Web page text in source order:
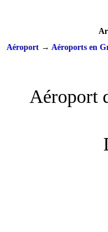
Aéroport→ Aéroports en
Aéroport